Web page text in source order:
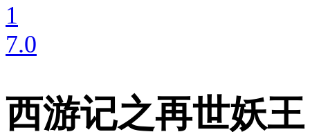
1
7.0
西游记之再世妖王